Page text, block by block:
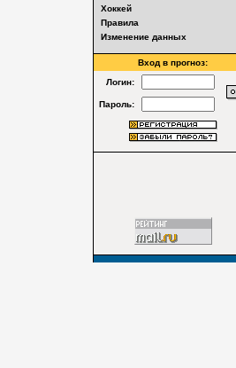
Хоккей
Правила
Изменение данных
Вход в прогноз:
Логин:
Пароль: